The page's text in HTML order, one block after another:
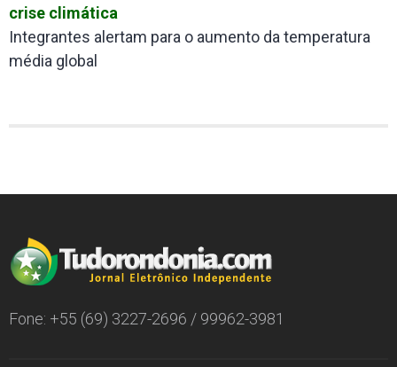
crise climática
Integrantes alertam para o aumento da temperatura
média global
Fone: +55 (69) 3227-2696 / 99962-3981